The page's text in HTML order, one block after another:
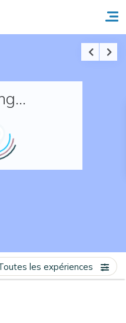
les expériences